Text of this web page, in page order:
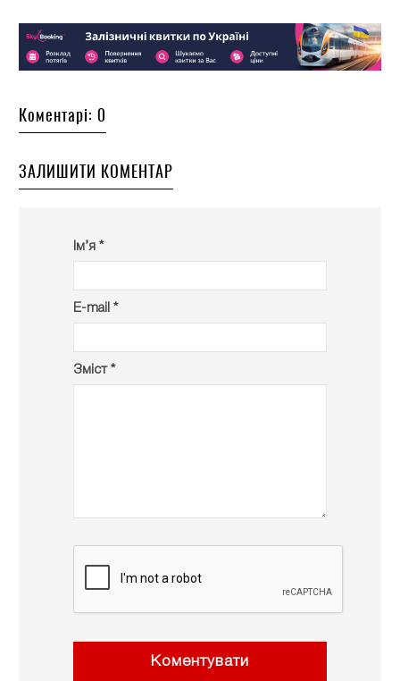
Коментарі: 0
ЗАЛИШИТИ КОМЕНТАР
Ім’я *
E-mail *
Зміст *
Коментувати